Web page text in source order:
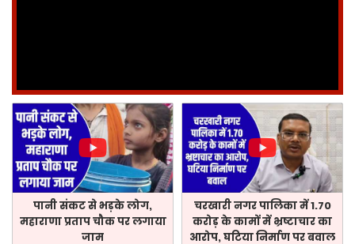
पानी संकट से भड़के लोग,
महाराणा प्रताप चौक पर लगाया
जाम
चरखारी नगर पालिका में 1.70
करोड़ के कामों में भ्रष्टाचार का
आरोप, घटिया निर्माण पर बवाल